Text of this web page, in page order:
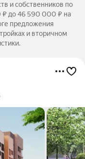
и собственников по
₽ до 46 590 000 ₽ на
предложения
и вторичном